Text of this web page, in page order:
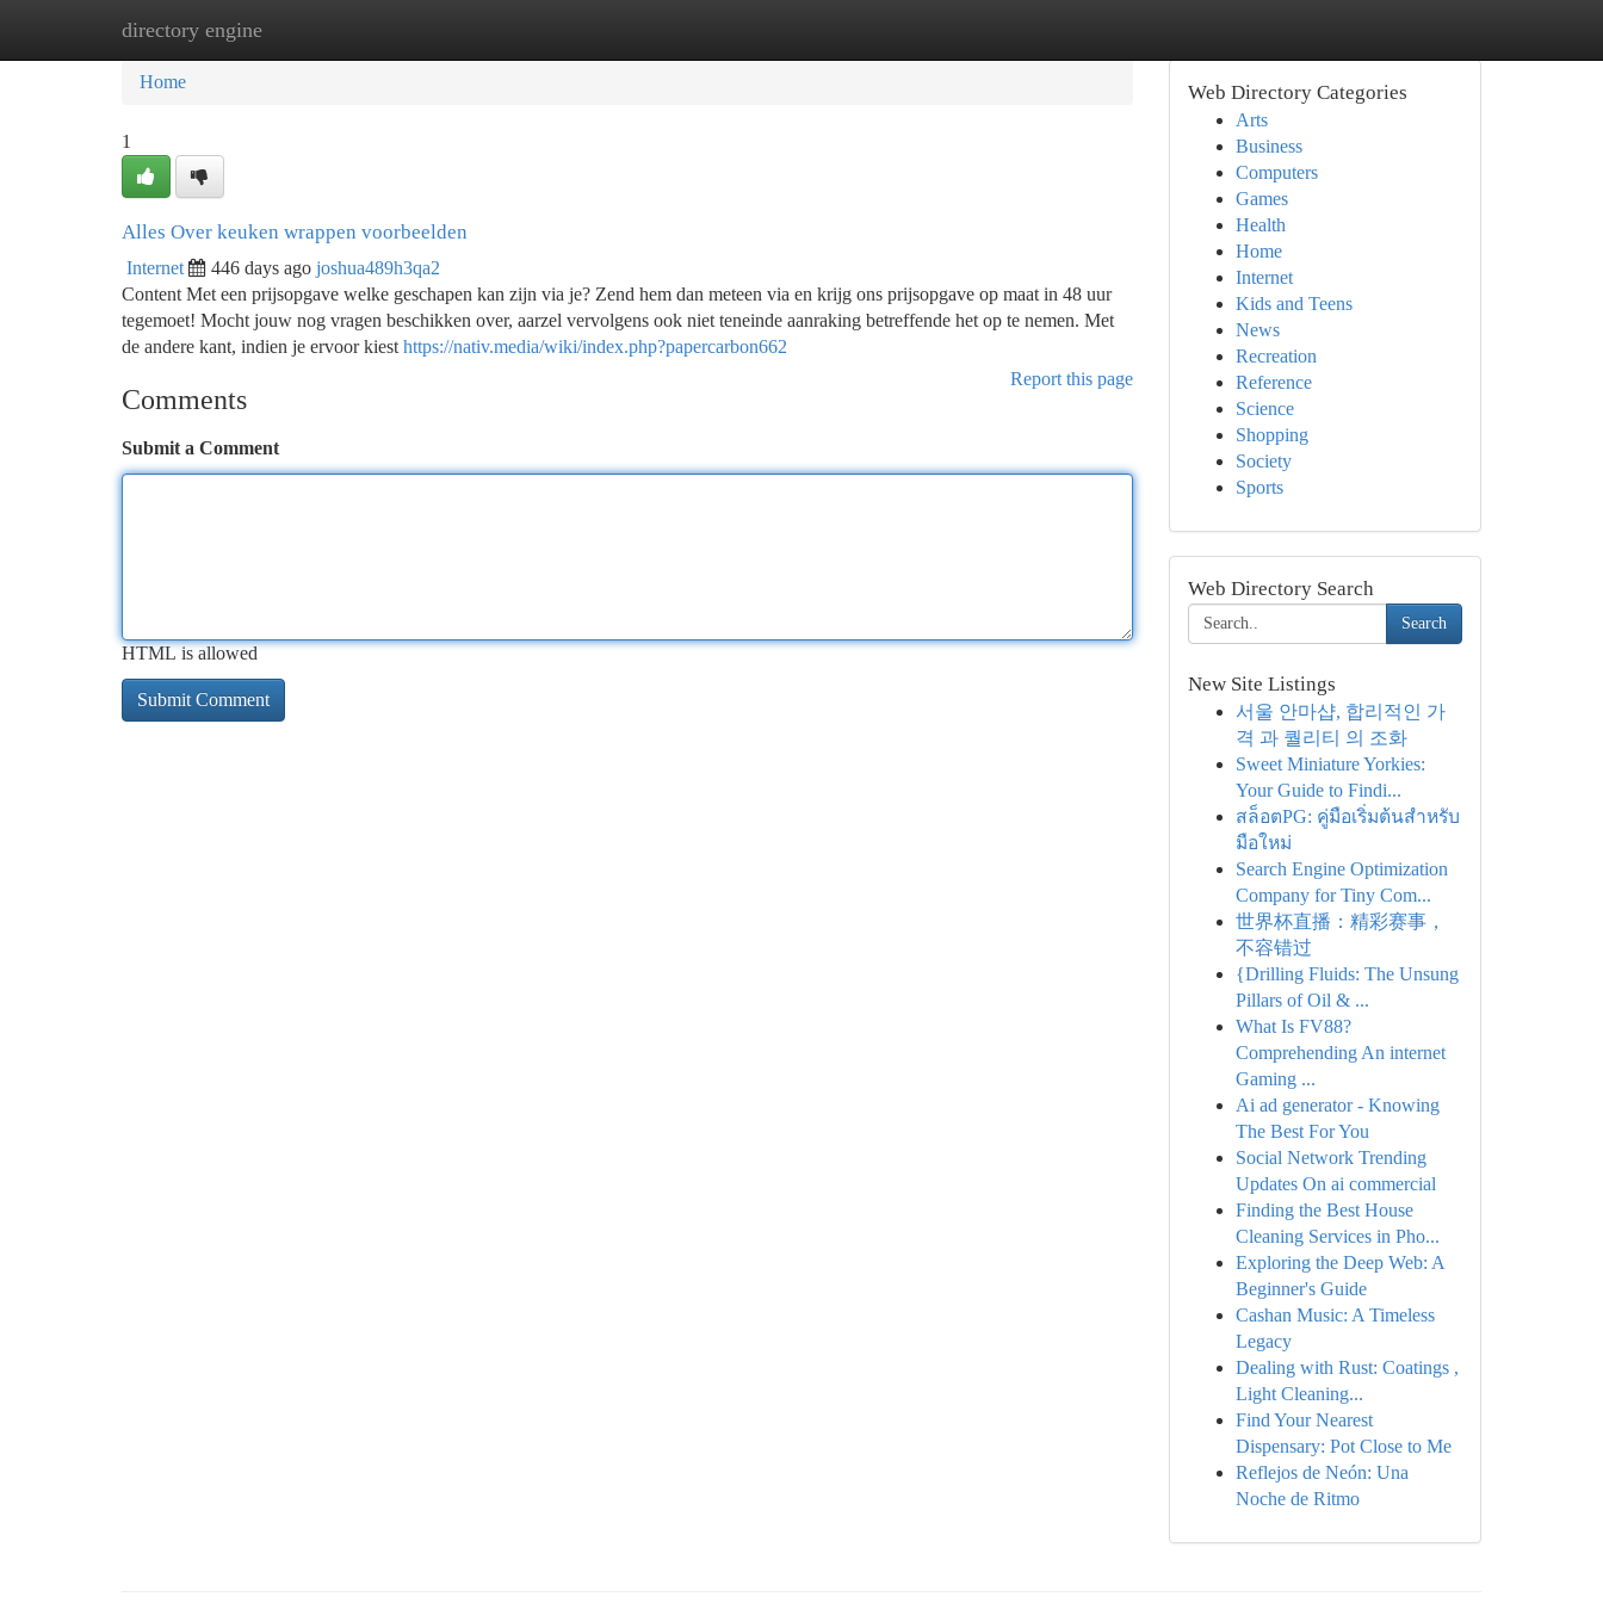
directory engine
Home New Site Listings
Home
1
Alles Over keuken wrappen voorbeelden
Internet 446 days ago joshua489h3qa2
Content Met een prijsopgave welke geschapen kan zijn via je? Zend hem dan meteen via en krijg ons prijsopgave op maat in 48 uur
tegemoet! Mocht jouw nog vragen beschikken over, aarzel vervolgens ook niet teneinde aanraking betreffende het op te nemen. Met
de andere kant, indien je ervoor kiest https://nativ.media/wiki/index.php?papercarbon662
Report this page
Comments
Submit a Comment
HTML is allowed
Web Directory Categories
Arts
Business
Computers
Games
Health
Home
Internet
Kids and Teens
News
Recreation
Reference
Science
Shopping
Society
Sports
Web Directory Search
Search
New Site Listings
서울 안마샵, 합리적인 가
격 과 퀄리티 의 조화
Sweet Miniature Yorkies:
Your Guide to Findi...
สล็อตPG: คู่มือเริ่มต้นสำหรับ
มือใหม่
Search Engine Optimization
Company for Tiny Com...
世界杯直播：精彩赛事，
不容错过
{Drilling Fluids: The Unsung
Pillars of Oil & ...
What Is FV88?
Comprehending An internet
Gaming ...
Ai ad generator - Knowing
The Best For You
Social Network Trending
Updates On ai commercial
Finding the Best House
Cleaning Services in Pho...
Exploring the Deep Web: A
Beginner's Guide
Cashan Music: A Timeless
Legacy
Dealing with Rust: Coatings ,
Light Cleaning...
Find Your Nearest
Dispensary: Pot Close to Me
Reflejos de Neón: Una
Noche de Ritmo